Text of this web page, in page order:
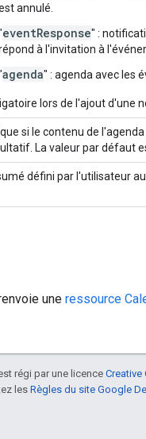
annulé.
eventResponse" :
à l'invitation à
agenda" : agenda avec les
lors de l'ajout d'une
si le contenu de
La valeur par défaut
défini par l'utilisateur
une ressource
régi par une licence
lesRègles du site Google